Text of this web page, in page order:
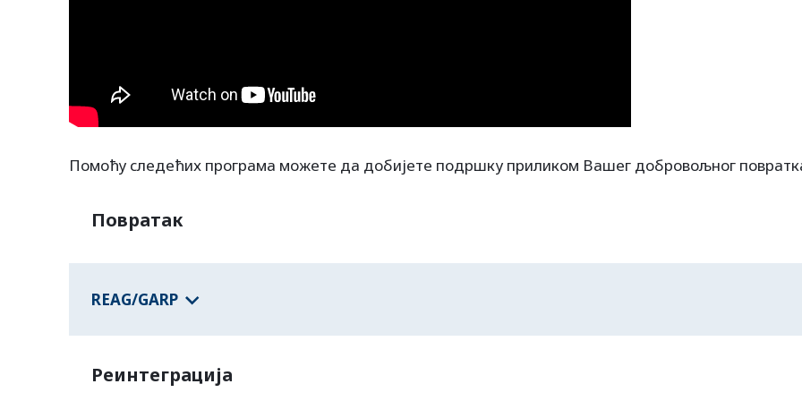
Помоћу следећих програма можете да добијете подршку приликом Вашег добровољног
Повратак
REAG/GARP
Реинтеграција